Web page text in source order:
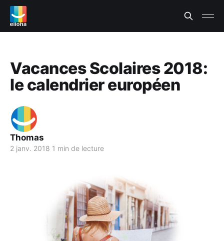
Vacances Scolaires 2018:
le calendrier européen
Thomas
2 janv. 2018 1 min de lecture